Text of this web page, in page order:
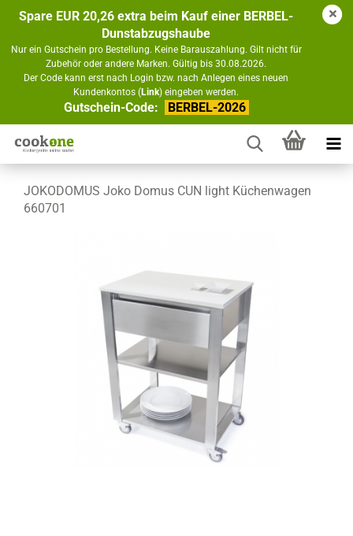
Spare EUR 20,26 extra beim Kauf einer BERBEL-
Dunstabzugshaube
Nur ein Gutschein pro Bestellung. Keine Barauszahlung. Gilt nicht für
Zubehör oder andere Marken. Gültig bis 30.08.2026.
Der Code kann erst nach Login bzw. nach Anlegen eines neuen
Kundenkontos (Link) eingeben werden.
Gutschein-Code: BERBEL-2026
JOKODOMUS Joko Domus CUN light Küchenwagen
660701